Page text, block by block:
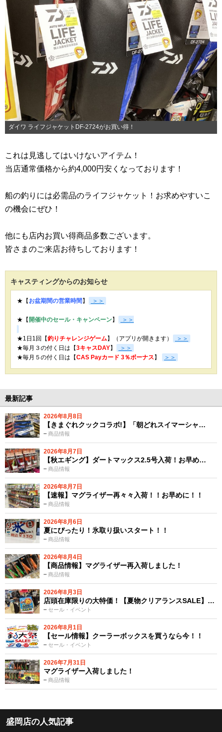
ダイワ ライフジャケットDF-2724がお買い得！
これは見逃してはいけないアイテム！
当店通常価格から約4,000円安くなっております！
船の釣りには必需品のライフジャケット！お求めやすいこ
の機会にぜひ！
他にも店内お買い得商品多数ございます。
皆さまのご来店お待ちしております！
キャスティングからのお知らせ
★【お盆期間の営業時間】 ＞＞
★【開催中のセール・キャンペーン】 ＞＞
★1日1回【釣りチャレンジゲーム】（アプリが開きます）
＞＞
★毎月３の付く日は【3キャスDAY】
＞＞
★毎月５の付く日は【CAS Payカード 3％ボーナス】 ＞＞
最新記事
2026年8月8日
商品情報
【きまぐれクックコラボ!】「朝どれスイマーシャ…
2026年8月7日
商品情報
【秋エギング】ダートマックス2.5号入荷！お早め…
2026年8月7日
商品情報
【速報】マグライザー再々々入荷！！お早めに！！
2026年8月6日
商品情報
夏にぴったり！氷取り扱いスタート！！
2026年8月4日
商品情報
【商品情報】マグライザー再入荷しました！
2026年8月3日
セール・イベント
店頭在庫限りの大特価！【夏物クリアランスSALE】…
2026年8月1日
セール・イベント
【セール情報】クーラーボックスを買うなら今！！
2026年7月31日
商品情報
マグライザー入荷しました！
盛岡店の人気記事